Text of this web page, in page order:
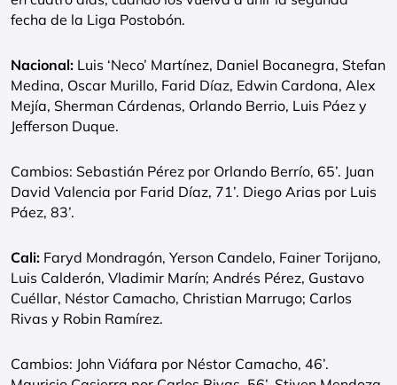
fecha de la Liga Postobón.
Nacional: Luis ‘Neco’ Martínez, Daniel Bocanegra, Stefan
Medina, Oscar Murillo, Farid Díaz, Edwin Cardona, Alex
Mejía, Sherman Cárdenas, Orlando Berrio, Luis Páez y
Jefferson Duque.
Cambios: Sebastián Pérez por Orlando Berrío, 65’. Juan
David Valencia por Farid Díaz, 71’. Diego Arias por Luis
Páez, 83’.
Cali: Faryd Mondragón, Yerson Candelo, Fainer Torijano,
Luis Calderón, Vladimir Marín; Andrés Pérez, Gustavo
Cuéllar, Néstor Camacho, Christian Marrugo; Carlos
Rivas y Robin Ramírez.
Cambios: John Viáfara por Néstor Camacho, 46’.